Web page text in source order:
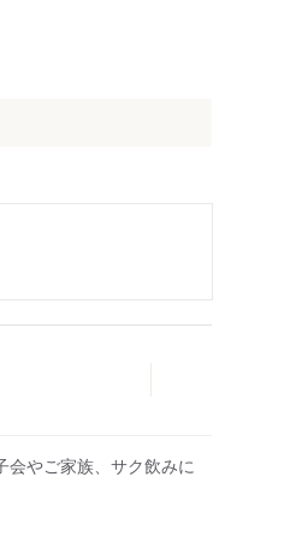
やご家族、サク飲みに